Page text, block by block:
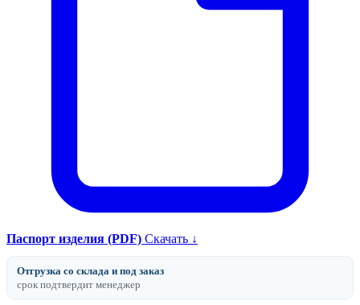
Паспорт изделия (PDF) Скачать ↓
Отгрузка со склада и под заказ
срок подтвердит менеджер